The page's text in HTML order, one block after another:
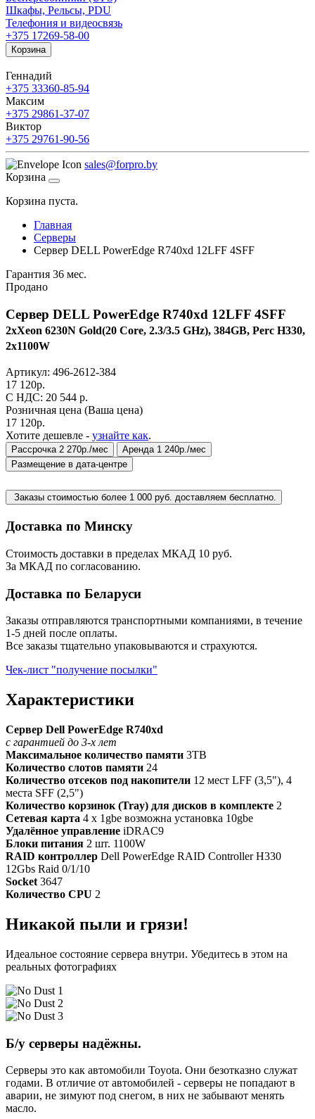
Шкафы, Рельсы, PDU
Телефония и видеосвязь
+375 17269-58-00
Корзина
Геннадий
+375 33360-85-94
Максим
+375 29861-37-07
Виктор
+375 29761-90-56
sales@forpro.by
Корзина
Корзина пуста.
Главная
Серверы
Сервер DELL PowerEdge R740xd 12LFF 4SFF
Гарантия 36 мес.
Продано
Сервер DELL PowerEdge R740xd 12LFF 4SFF
2xXeon 6230N Gold(20 Core, 2.3/3.5 GHz), 384GB, Perc H330,
2x1100W
Артикул: 496-2612-384
17 120р.
C НДС: 20 544 р.
Розничная цена (Ваша цена)
17 120р.
Хотите дешевле - узнайте как.
Рассрочка 2 270р./мес
Аренда 1 240р./мес
Размещение в дата-центре
Заказы стоимостью более 1 000 руб. доставляем бесплатно.
Доставка по Минску
Стоимость доставки в пределах МКАД 10 руб.
За МКАД по согласованию.
Доставка по Беларуси
Заказы отправляются транспортными компаниями, в течение
1-5 дней после оплаты.
Все заказы тщательно упаковываются и страхуются.
Чек-лист "получение посылки"
Характеристики
Сервер Dell PowerEdge R740xd
с гарантией до 3-х лет
Максимальное количество памяти 3TB
Количество слотов памяти 24
Количество отсеков под накопители 12 мест LFF (3,5"), 4
места SFF (2,5")
Количество корзинок (Tray) для дисков в комплекте 2
Сетевая карта 4 x 1gbe возможна установка 10gbe
Удалённое управление iDRAC9
Блоки питания 2 шт. 1100W
RAID контроллер Dell PowerEdge RAID Controller H330
12Gbs Raid 0/1/10
Socket 3647
Количество CPU 2
Никакой пыли и грязи!
Идеальное состояние сервера внутри. Убедитесь в этом на
реальных фотографиях
Б/у серверы надёжны.
Серверы это как автомобили Toyota. Они безотказно служат
годами. В отличие от автомобилей - серверы не попадают в
аварии, не зимуют под снегом, в них не забывают менять
масло.